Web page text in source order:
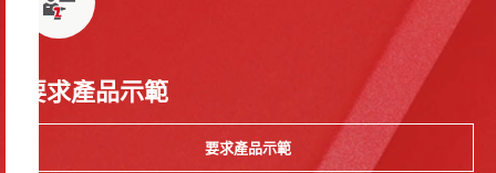
要求產品示範
要求產品示範